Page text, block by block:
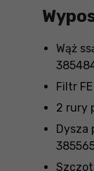
Wąż
Filtr
2 rury
Dysza